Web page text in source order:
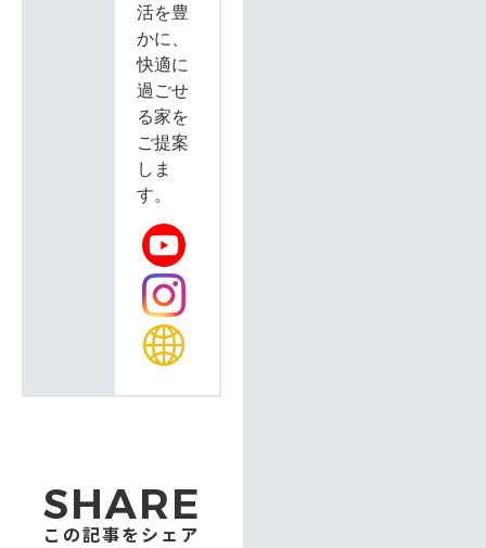
活を豊
かに、
快適に
過ごせ
る家を
ご提案
しま
す。
SHARE
この記事をシェア